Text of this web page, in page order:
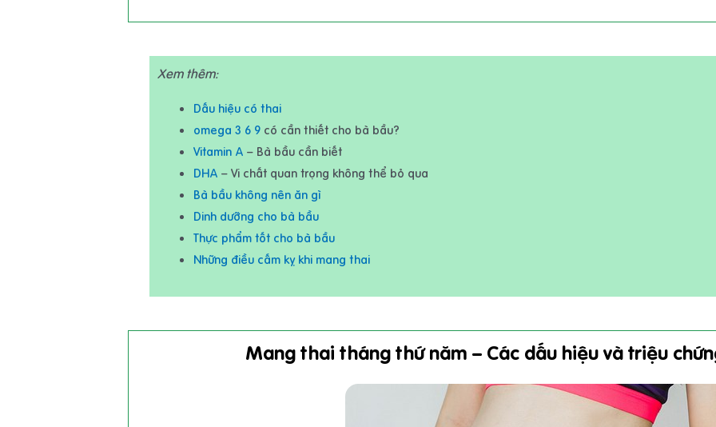
Xem thêm:
Dấu hiệu có thai
omega 3 6 9có cần thiết cho bà bầu?
Vitamin A – Bà bầu cần biết
DHA – Vi chất quan trọng không thể bỏ qua
Bà bầu không nên ăn gì
Dinh dưỡng cho bà bầu
Thực phẩm tốt cho bà bầu
Những điều cấm kỵ khi mang thai
Mang thai tháng thứ năm – Các dấu hiệu và triệu